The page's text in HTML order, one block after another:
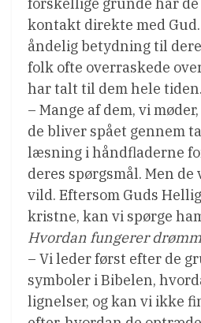
kontakt direkte med
åndelig betydning til
folk ofte overraskede
har talt til dem hele tiden.
– Mange af dem, vi
de bliver spået gennem
læsning i håndfladerne
deres spørgsmål. Men de
vild. Eftersom Guds
kristne, kan vi spørge
Hvordan fungerer
– Vi leder først efter de
symboler i Bibelen,
lignelser, og kan vi ikke